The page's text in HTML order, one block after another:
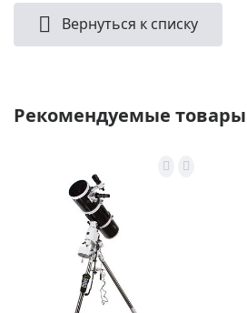
Вернуться к списку
Рекомендуемые товары